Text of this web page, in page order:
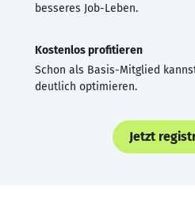
besseres Job-Leben.
Kostenlos profitieren
Schon als Basis-Mitglied
deutlich optimieren.
Jetzt